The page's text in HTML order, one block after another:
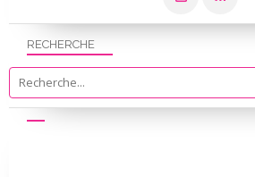
RECHERCHE